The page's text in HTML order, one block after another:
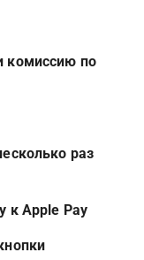
комиссию по
раз
к Apple Pay